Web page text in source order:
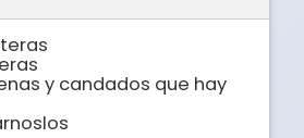
y candados que hay